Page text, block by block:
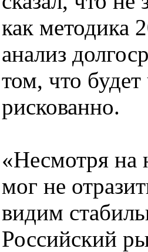
как методика
анализ
том, что
рискованно.
«Несмотря на
мог не
видим
Российский